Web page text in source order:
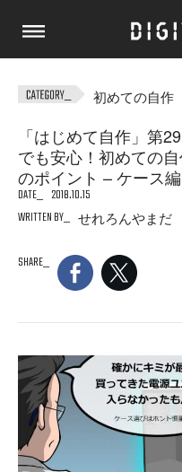
初めての自作
「はじめて自作」第
でも安心！初めての
のポイント – ケース編
DATE
2018.10.15
WRITTEN BY
せれろんやまだ
SHARE